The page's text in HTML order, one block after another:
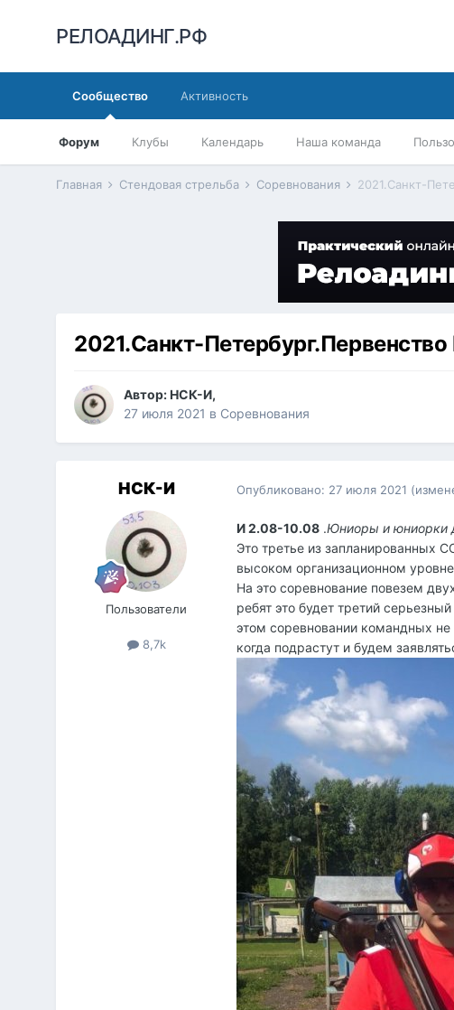
РЕЛОАДИНГ.РФ
Сообщество
Форум Клубы Календарь Наша команда
Активность
Главная Стендовая стрельба Соревнования 2021.Санкт-
2021.Санкт-
Автор:НСК-И,
27 июля 2021 в Соревнования
НСК-И
Пользователи
8,7k
Опубликовано: 27 июля 2021
И 2.08-10.08 .Юниоры и юниорки
Это третье из запланированных
высоком организационном
На это соревнование повезем
ребят это будет третий
этом соревновании командных
когда подрастут и будем